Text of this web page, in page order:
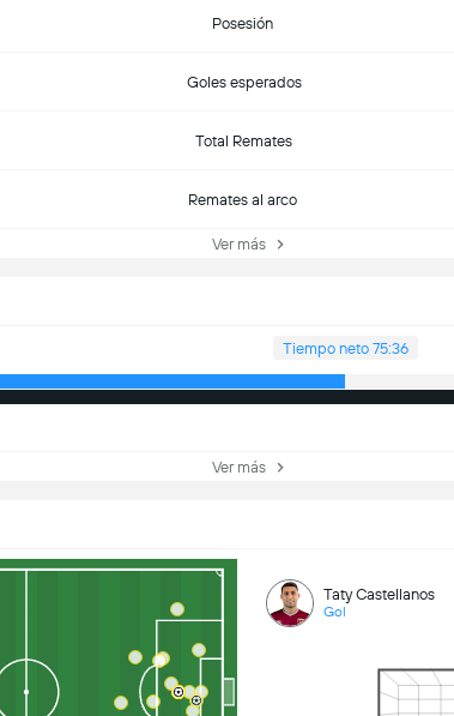
Posesión
Goles esperados
Total Remates
Remates al arco
Ver más
Tiempo neto 75:36
Ver más
Taty Castellanos
Gol